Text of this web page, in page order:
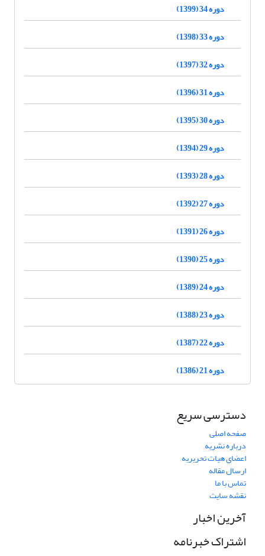
دوره 34 (1399)
دوره 33 (1398)
دوره 32 (1397)
دوره 31 (1396)
دوره 30 (1395)
دوره 29 (1394)
دوره 28 (1393)
دوره 27 (1392)
دوره 26 (1391)
دوره 25 (1390)
دوره 24 (1389)
دوره 23 (1388)
دوره 22 (1387)
دوره 21 (1386)
دسترسی سریع
صفحه اصلی
درباره نشریه
اعضای هیات تحریریه
ارسال مقاله
تماس با ما
نقشه سایت
آخرین اخبار
اشتراک خبرنامه